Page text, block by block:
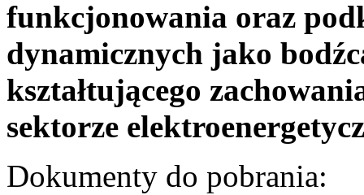
funkcjonowania oraz
dynamicznych jako
kształtującego
sektorze
Dokumenty do pobrania: